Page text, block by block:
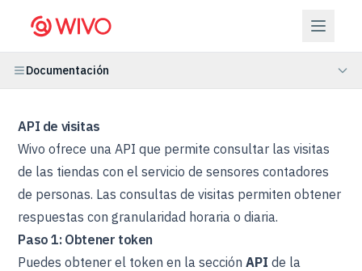
Documentación
API de visitas
Wivo ofrece una API que permite consultar las visitas
de las tiendas con el servicio de sensores contadores
de personas. Las consultas de visitas permiten obtener
respuestas con granularidad horaria o diaria.
Paso 1: Obtener token
Puedes obtener el token en la secciónAPI de la